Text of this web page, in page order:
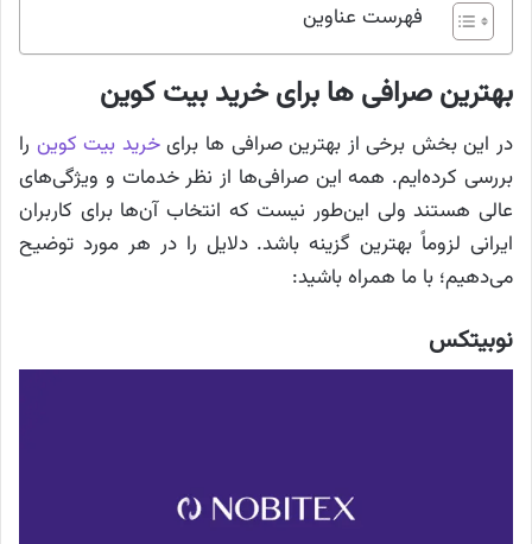
فهرست عناوین
بهترین صرافی ها برای خرید بیت کوین
در این بخش برخی از بهترین صرافی ها برایخرید بیت کوین را
بررسی کرده‌ایم. همه این صرافی‌ها از نظر خدمات و ویژگی‌های
عالی هستند ولی این‌طور نیست که انتخاب آن‌ها برای کاربران
ایرانی لزوماً بهترین گزینه باشد. دلایل را در هر مورد توضیح
می‌دهیم؛ با ما همراه باشید:
نوبیتکس